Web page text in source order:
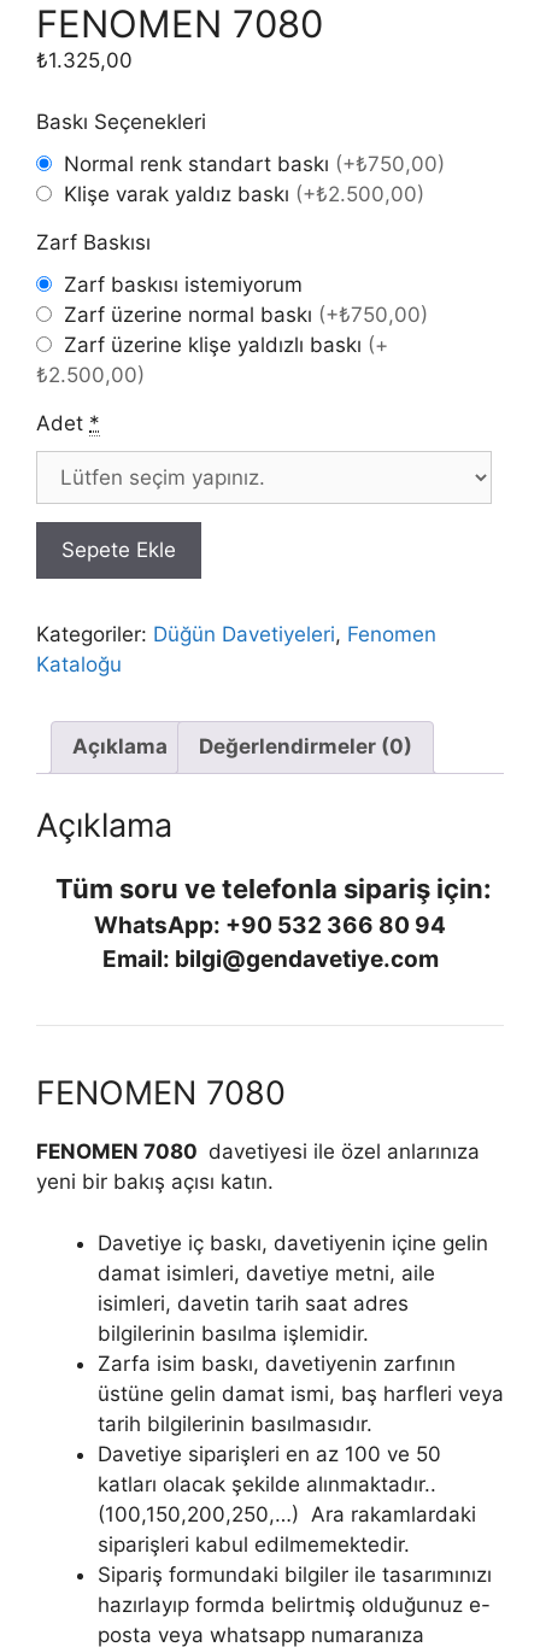
FENOMEN 7080
₺1.325,00
Baskı Seçenekleri
Normal renk standart baskı (+₺750,00)
Klişe varak yaldız baskı (+₺2.500,00)
Zarf Baskısı
Zarf baskısı istemiyorum
Zarf üzerine normal baskı (+₺750,00)
Zarf üzerine klişe yaldızlı baskı (+
₺2.500,00)
Adet *
Sepete Ekle
Kategoriler: Düğün Davetiyeleri, Fenomen
Kataloğu
Açıklama Değerlendirmeler (0)
Açıklama
Tüm soru ve telefonla sipariş için:
WhatsApp: +90 532 366 80 94
Email: bilgi@gendavetiye.com
FENOMEN 7080
FENOMEN 7080 davetiyesi ile özel anlarınıza
yeni bir bakış açısı katın.
Davetiye iç baskı, davetiyenin içine gelin
damat isimleri, davetiye metni, aile
isimleri, davetin tarih saat adres
bilgilerinin basılma işlemidir.
Zarfa isim baskı, davetiyenin zarfının
üstüne gelin damat ismi, baş harfleri veya
tarih bilgilerinin basılmasıdır.
Davetiye siparişleri en az 100 ve 50
katları olacak şekilde alınmaktadır..
(100,150,200,250,…) Ara rakamlardaki
siparişleri kabul edilmemektedir.
Sipariş formundaki bilgiler ile tasarımınızı
hazırlayıp formda belirtmiş olduğunuz e-
posta veya whatsapp numaranıza